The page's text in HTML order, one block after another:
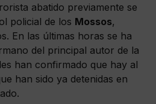
abatido previamente se
policial de los Mossos,
En las últimas horas se ha
del principal autor de la
han confirmado que hay al
han sido ya detenidas en